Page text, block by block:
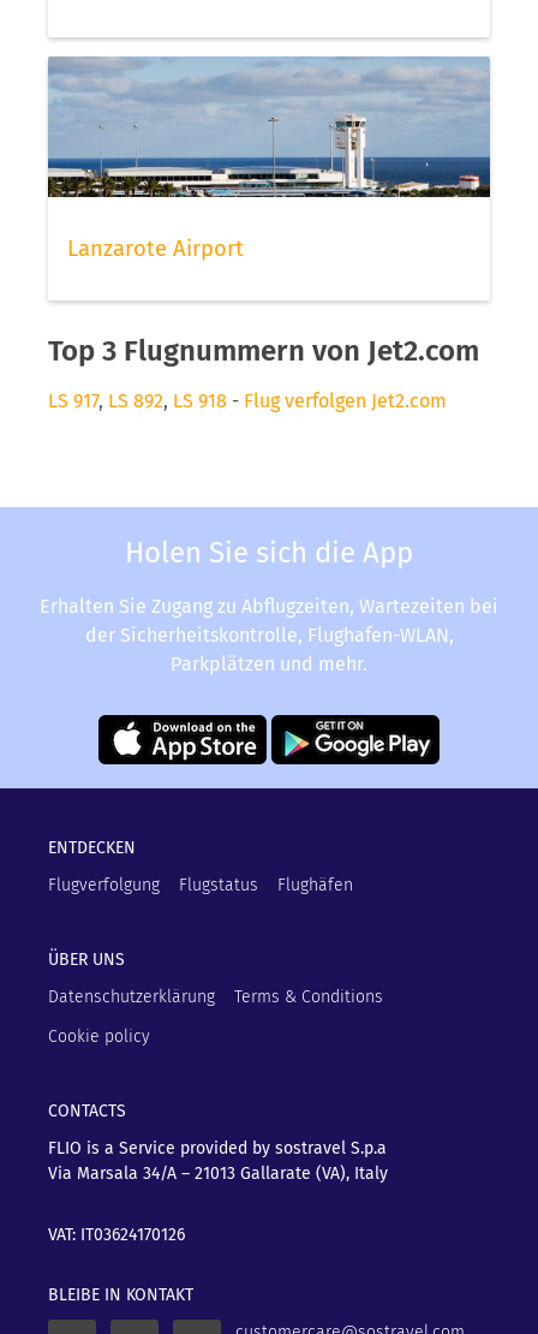
Lanzarote Airport
Top 3 Flugnummern von Jet2.com
LS 917, LS 892, LS 918 - Flug verfolgen Jet2.com
Holen Sie sich die App
Erhalten Sie Zugang zu Abflugzeiten, Wartezeiten bei
der Sicherheitskontrolle, Flughafen-WLAN,
Parkplätzen und mehr.
ENTDECKEN
Flugverfolgung
Flugstatus Flughäfen
ÜBER UNS
Datenschutzerklärung
Terms & Conditions
Cookie policy
CONTACTS
FLIO is a Service provided by sostravel S.p.a
Via Marsala 34/A – 21013 Gallarate (VA), Italy
VAT: IT03624170126
BLEIBE IN KONTAKT